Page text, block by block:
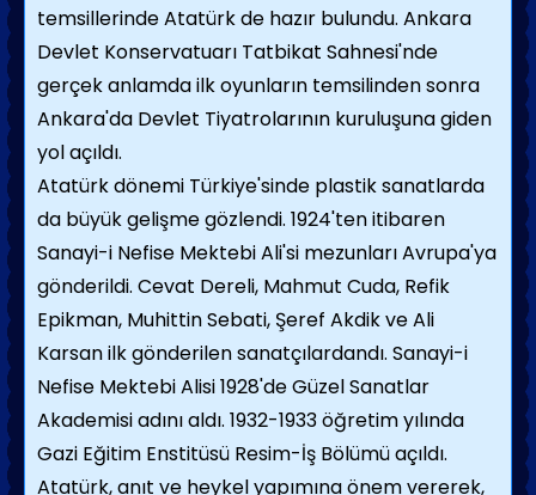
temsillerinde Atatürk de hazır bulundu. Ankara
Devlet Konservatuarı Tatbikat Sahnesi'nde
gerçek anlamda ilk oyunların temsilinden sonra
Ankara'da Devlet Tiyatrolarının kuruluşuna giden
yol açıldı.
Atatürk dönemi Türkiye'sinde plastik sanatlarda
da büyük gelişme gözlendi. 1924'ten itibaren
Sanayi-i Nefise Mektebi Ali'si mezunları Avrupa'ya
gönderildi. Cevat Dereli, Mahmut Cuda, Refik
Epikman, Muhittin Sebati, Şeref Akdik ve Ali
Karsan ilk gönderilen sanatçılardandı. Sanayi-i
Nefise Mektebi Alisi 1928'de Güzel Sanatlar
Akademisi adını aldı. 1932-1933 öğretim yılında
Gazi Eğitim Enstitüsü Resim-İş Bölümü açıldı.
Atatürk, anıt ve heykel yapımına önem vererek,